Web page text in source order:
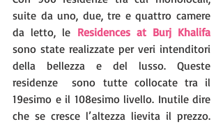
suite da uno, due, tre e quattro camere
da letto, le Residences at Burj Khalifa
sono state realizzate per veri intenditori
della bellezza e del lusso. Queste
residenze  sono tutte collocate tra il
19esimo e il 108esimo livello. Inutile dire
che se cresce l’altezza lievita il prezzo.